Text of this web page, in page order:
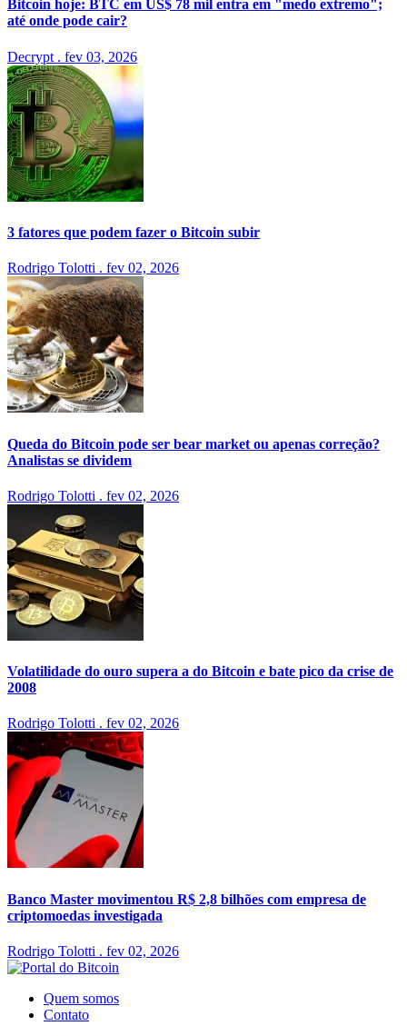
Bitcoin hoje: BTC em US$ 78 mil entra em "medo extremo";
até onde pode cair?
Decrypt . fev 03, 2026
3 fatores que podem fazer o Bitcoin subir
Rodrigo Tolotti . fev 02, 2026
Queda do Bitcoin pode ser bear market ou apenas correção?
Analistas se dividem
Rodrigo Tolotti . fev 02, 2026
Volatilidade do ouro supera a do Bitcoin e bate pico da crise de
2008
Rodrigo Tolotti . fev 02, 2026
Banco Master movimentou R$ 2,8 bilhões com empresa de
criptomoedas investigada
Rodrigo Tolotti . fev 02, 2026
Quem somos
Contato